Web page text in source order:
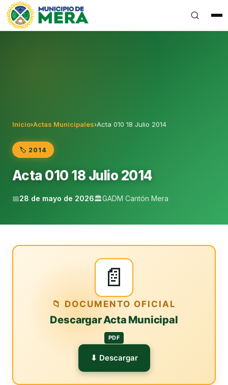
Gobierno Autónomo Descentralizado Municipal del
Inicio›Actas Municipales›Acta 010 18 Julio 2014
🏷️ 2014
Acta 010 18 Julio 2014
📅28 de mayo de 2026🏛️GADM Cantón Mera
📄
📁 DOCUMENTO OFICIAL
Descargar Acta Municipal
PDF
⬇ Descargar